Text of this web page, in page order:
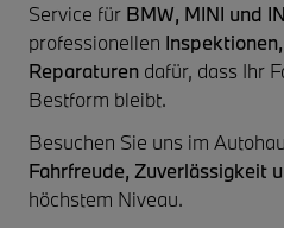
Service für BMW, MINI und
professionellen
Reparaturen dafür, dass Ihr
Bestform bleibt.
Besuchen Sie uns im
Fahrfreude, Zuverlässigkeit
höchstem Niveau.